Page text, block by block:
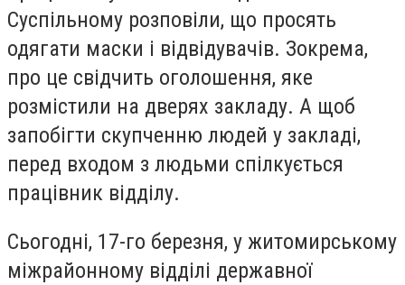
Суспільному розповіли, що просять
одягати маски і відвідувачів. Зокрема,
про це свідчить оголошення, яке
розмістили на дверях закладу. А щоб
запобігти скупченню людей у закладі,
перед входом з людьми спілкується
працівник відділу.
Сьогодні, 17-го березня, у житомирському
міжрайонному відділі державної